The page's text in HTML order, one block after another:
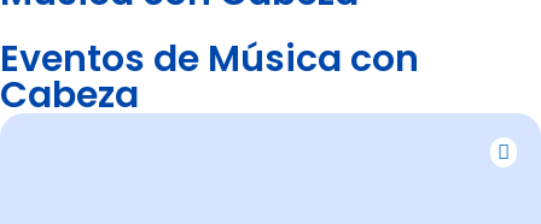
Eventos de Música con
Cabeza